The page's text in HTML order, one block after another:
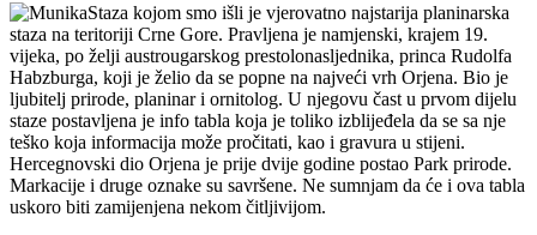
Staza kojom smo išli je vjerovatno najstarija planinarska
staza na teritoriji Crne Gore. Pravljena je namjenski, krajem 19.
vijeka, po želji austrougarskog prestolonasljednika, princa Rudolfa
Habzburga, koji je želio da se popne na najveći vrh Orjena. Bio je
ljubitelj prirode, planinar i ornitolog. U njegovu čast u prvom dijelu
staze postavljena je info tabla koja je toliko izblijeđela da se sa nje
teško koja informacija može pročitati, kao i gravura u stijeni.
Hercegnovski dio Orjena je prije dvije godine postao Park prirode.
Markacije i druge oznake su savršene. Ne sumnjam da će i ova tabla
uskoro biti zamijenjena nekom čitljivijom.